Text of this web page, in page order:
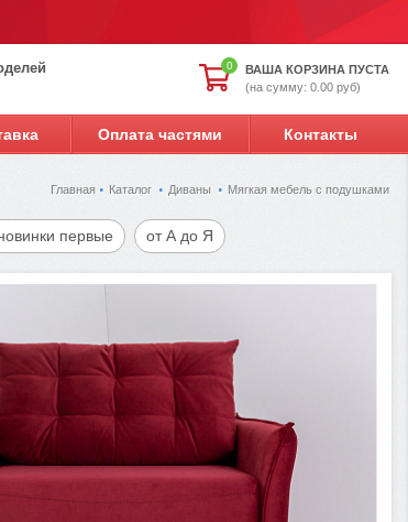
0
ВАША КОРЗИНА ПУСТА
(на сумму: 0.00 руб)
Оплата частями Контакты
Главная Каталог Диваны Мягкая мебель с подушками
первые от А до Я